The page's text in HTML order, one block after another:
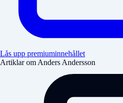
Lås upp premiuminnehållet
Artiklar om Anders Andersson